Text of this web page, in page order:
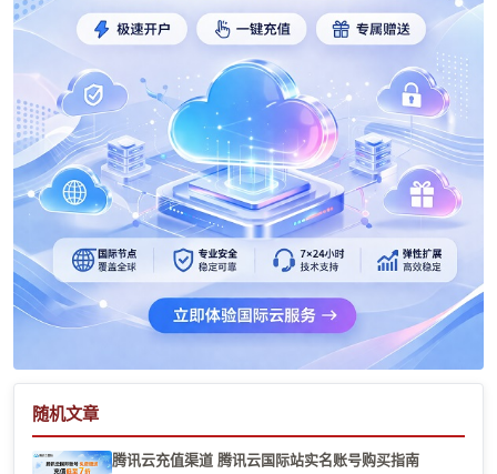
随机文章
腾讯云充值渠道 腾讯云国际站实名账号购买指南